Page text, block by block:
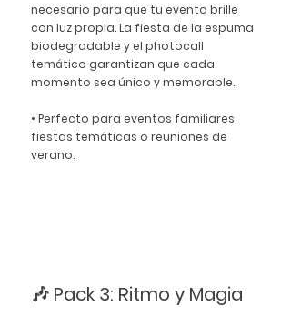
necesario para que tu evento brille
con luz propia. La fiesta de la espuma
biodegradable y el photocall
temático garantizan que cada
momento sea único y memorable.
• Perfecto para eventos familiares,
fiestas temáticas o reuniones de
verano.
🎶 Pack 3: Ritmo y Magia